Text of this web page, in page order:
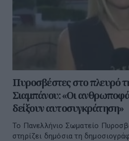
Πυροσβέστες στο πλευρό
Σιαμπάνου: «Οι
δείξουν αυτοσυγκράτηση»
Το Πανελλήνιο Σωματείο
στηρίζει δημόσια τη